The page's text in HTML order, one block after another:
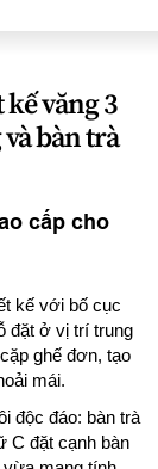
kế văng 3
bàn trà
cấp cho
kế với bố cục
đặt ở vị trí trung
ghế đơn, tạo
mái.
độc đáo: bàn trà
C đặt cạnh bàn